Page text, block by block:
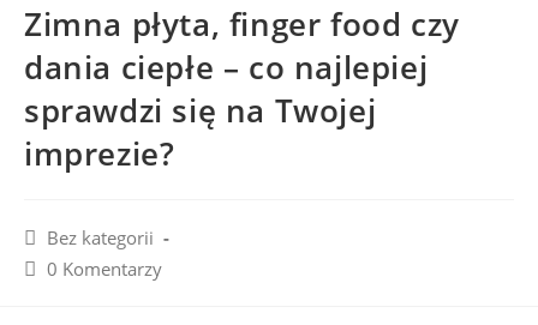
Zimna płyta, finger food czy
dania ciepłe – co najlepiej
sprawdzi się na Twojej
imprezie?
Bez kategorii
0 Komentarzy